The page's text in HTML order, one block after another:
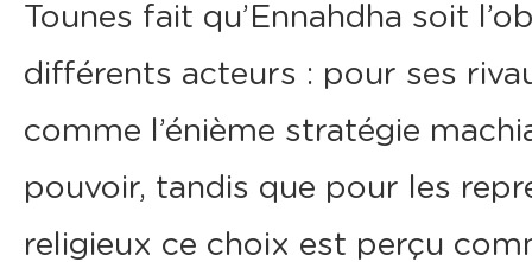
Tounes fait qu’Ennahdha soit
différents acteurs : pour ses
comme l’énième stratégie
pouvoir, tandis que pour les
religieux ce choix est perçu